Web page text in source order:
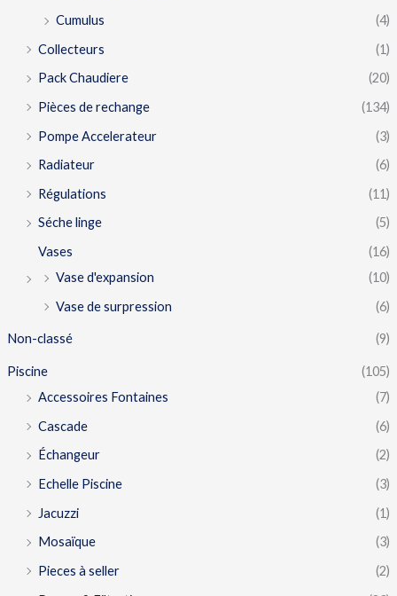
Cumulus
(4)
Collecteurs
(1)
Pack Chaudiere
(20)
Pièces de rechange
(134)
Pompe Accelerateur
(3)
Radiateur
(6)
Régulations
(11)
Séche linge
(5)
Vases
(16)
Vase d'expansion
(10)
Vase de surpression
(6)
Non-classé (9)
Piscine
(105)
Accessoires Fontaines
(7)
Cascade
(6)
Échangeur
(2)
Echelle Piscine
(3)
Jacuzzi
(1)
Mosaïque
(3)
Pieces à seller
(2)